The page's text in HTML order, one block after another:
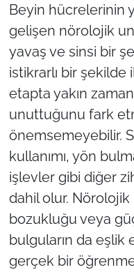
Beyin hücrelerinin
gelişen nörolojik
yavaş ve sinsi bir
istikrarlı bir
etapta yakın
unuttuğunu fark
önemsemeyebilir.
kullanımı, yön
işlevler gibi diğer
dahil olur.
bozukluğu veya
bulguların da eşlik
gerçek bir